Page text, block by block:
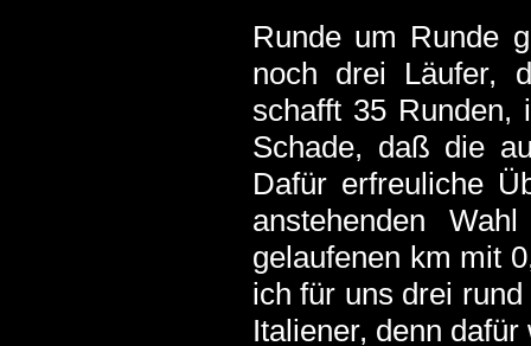
Runde um Runde
noch drei Läufer,
schafft 35
Schade, daß die
Dafür erfreuliche
anstehenden
gelaufenen km mit
ich für uns drei
Italiener, denn